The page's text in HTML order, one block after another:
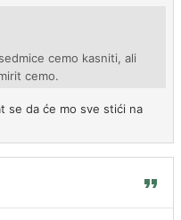
cemo kasniti, ali
cemo.
se da će mo sve stići na